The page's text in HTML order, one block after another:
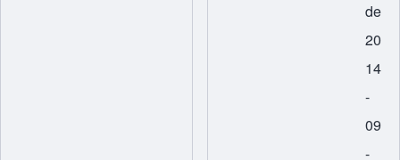
de
20
14
-
09
-